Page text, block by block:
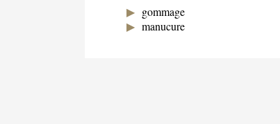
gommage
manucure